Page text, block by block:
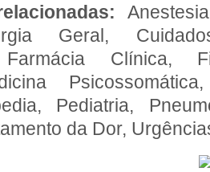
Geral,
Farmácia Clínica,
Pediatria,
da Dor,